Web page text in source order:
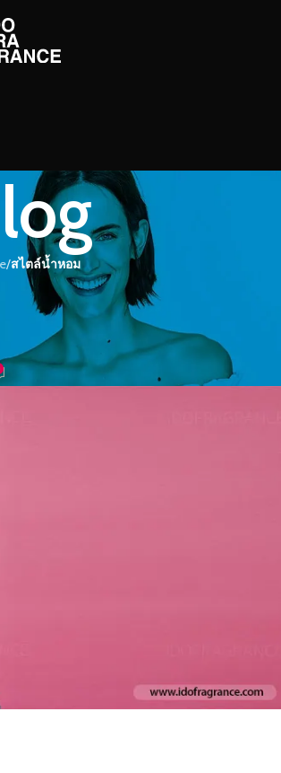
/สไตล์น้ำหอม
ไปกับน้ำหอมกลิ่น เบอร์รี่